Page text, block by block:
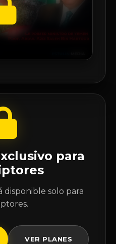
para
disponible solo para
VER PLANES